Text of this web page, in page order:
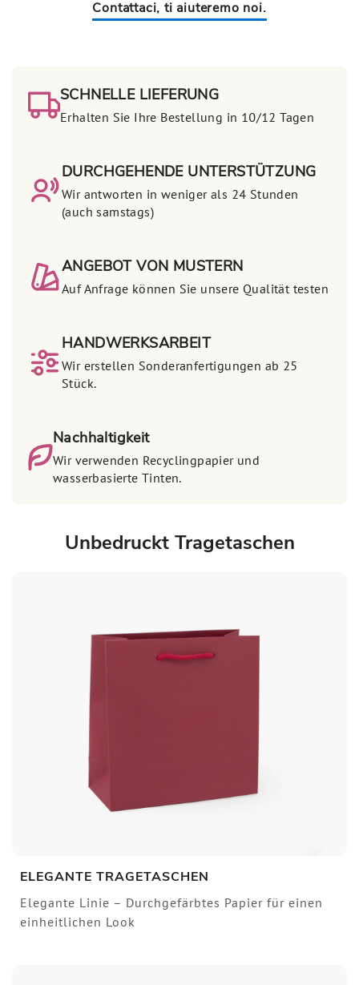
Contattaci, ti aiuteremo noi.
SCHNELLE LIEFERUNG
Erhalten Sie Ihre Bestellung in 10/12 Tagen
DURCHGEHENDE UNTERSTÜTZUNG
Wir antworten in weniger als 24 Stunden
(auch samstags)
ANGEBOT VON MUSTERN
Auf Anfrage können Sie unsere Qualität testen
HANDWERKSARBEIT
Wir erstellen Sonderanfertigungen ab 25
Stück.
Nachhaltigkeit
Wir verwenden Recyclingpapier und
wasserbasierte Tinten.
Unbedruckt Tragetaschen
ELEGANTE TRAGETASCHEN
Elegante Linie – Durchgefärbtes Papier für einen
einheitlichen Look